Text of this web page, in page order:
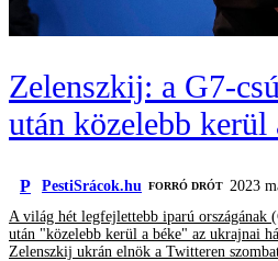
Zelenszkij: a G7-
után közelebb kerül
P PestiSrácok.hu FORRÓ DRÓT
2023
A világ hét legfejlettebb iparú országának
után "közelebb kerül a béke" az ukrajnai
Zelenszkij ukrán elnök a Twitteren